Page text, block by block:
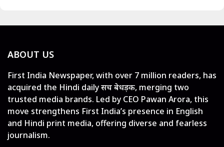
ABOUT US
First India Newspaper, with over 7 million readers, has
acquired the Hindi daily सच बेधड़क, merging two
trusted media brands. Led by CEO Pawan Arora, this
move strengthens First India’s presence in English
and Hindi print media, offering diverse and fearless
journalism.